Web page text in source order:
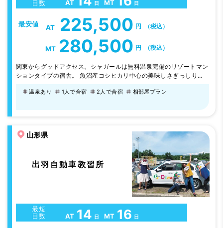
日数
AT 日 MT 日
最安値 AT 225,500 円 （税込）
MT 280,500 円 （税込）
関東からグッドアクセス。シャガールは無料温泉完備のリゾートマン
ションタイプの宿舎。 魚沼産コシヒカリ中心の美味しさぎっしりの
りえません）、スタッフの人柄の良さが自慢です。 【料金お得な昼
温泉あり 1人で合宿 2人で合宿 相部屋プラン
山形県
出羽自動車教習所
最短
日数
AT 14 日 MT 16 日